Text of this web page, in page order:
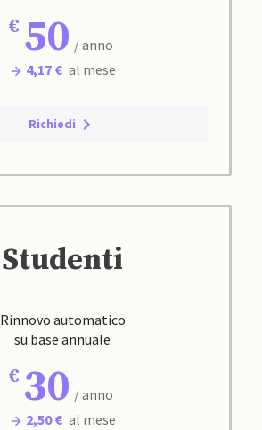
50 / anno
4,17 € al mese
Richiedi
Studenti
Rinnovo automatico
su base annuale
30 / anno
2,50 € al mese